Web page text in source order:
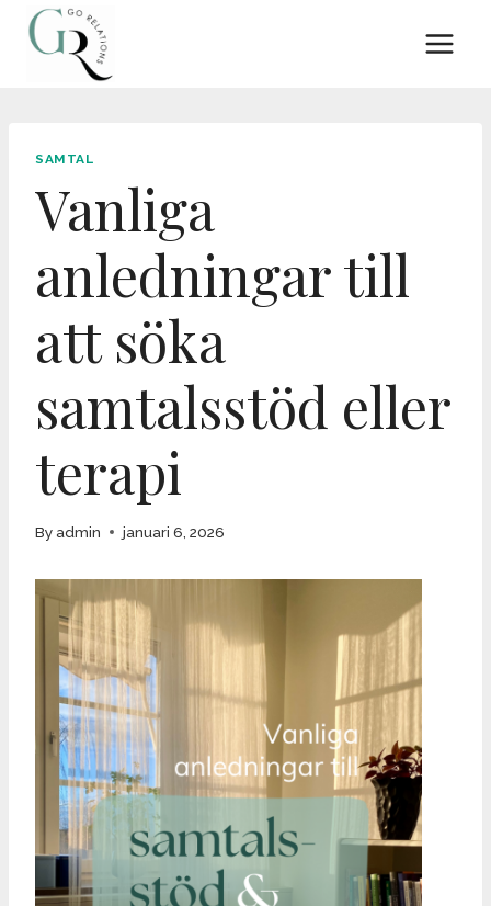
Skip
SAMTAL
Vanliga
anledningar till
att söka
samtalsstöd eller
terapi
By admin januari 6, 2026